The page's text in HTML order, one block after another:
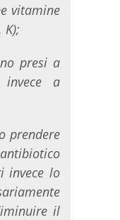
vitamine
K);
presi a
a
prendere
invece lo
il